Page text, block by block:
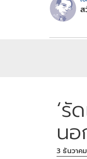
ส
‘รั
นอ
3 ธันวาค